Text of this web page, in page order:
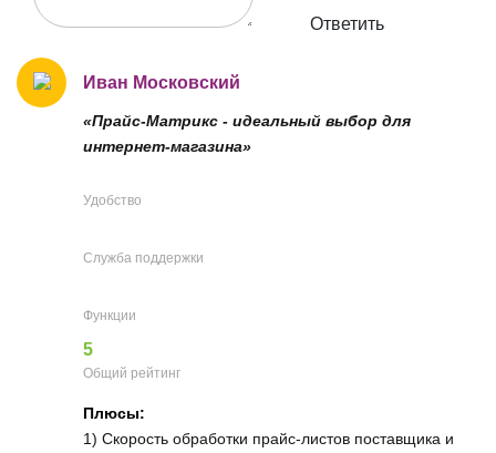
Ответить
Иван Московский
«Прайс-Матрикс - идеальный выбор для
интернет-магазина»
Удобство
Служба поддержки
Функции
5
Общий рейтинг
Плюсы:
1) Скорость обработки прайс-листов поставщика и